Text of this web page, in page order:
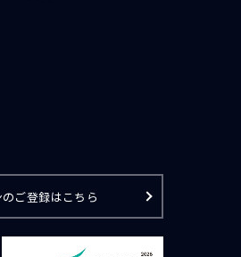
ご登録はこちら